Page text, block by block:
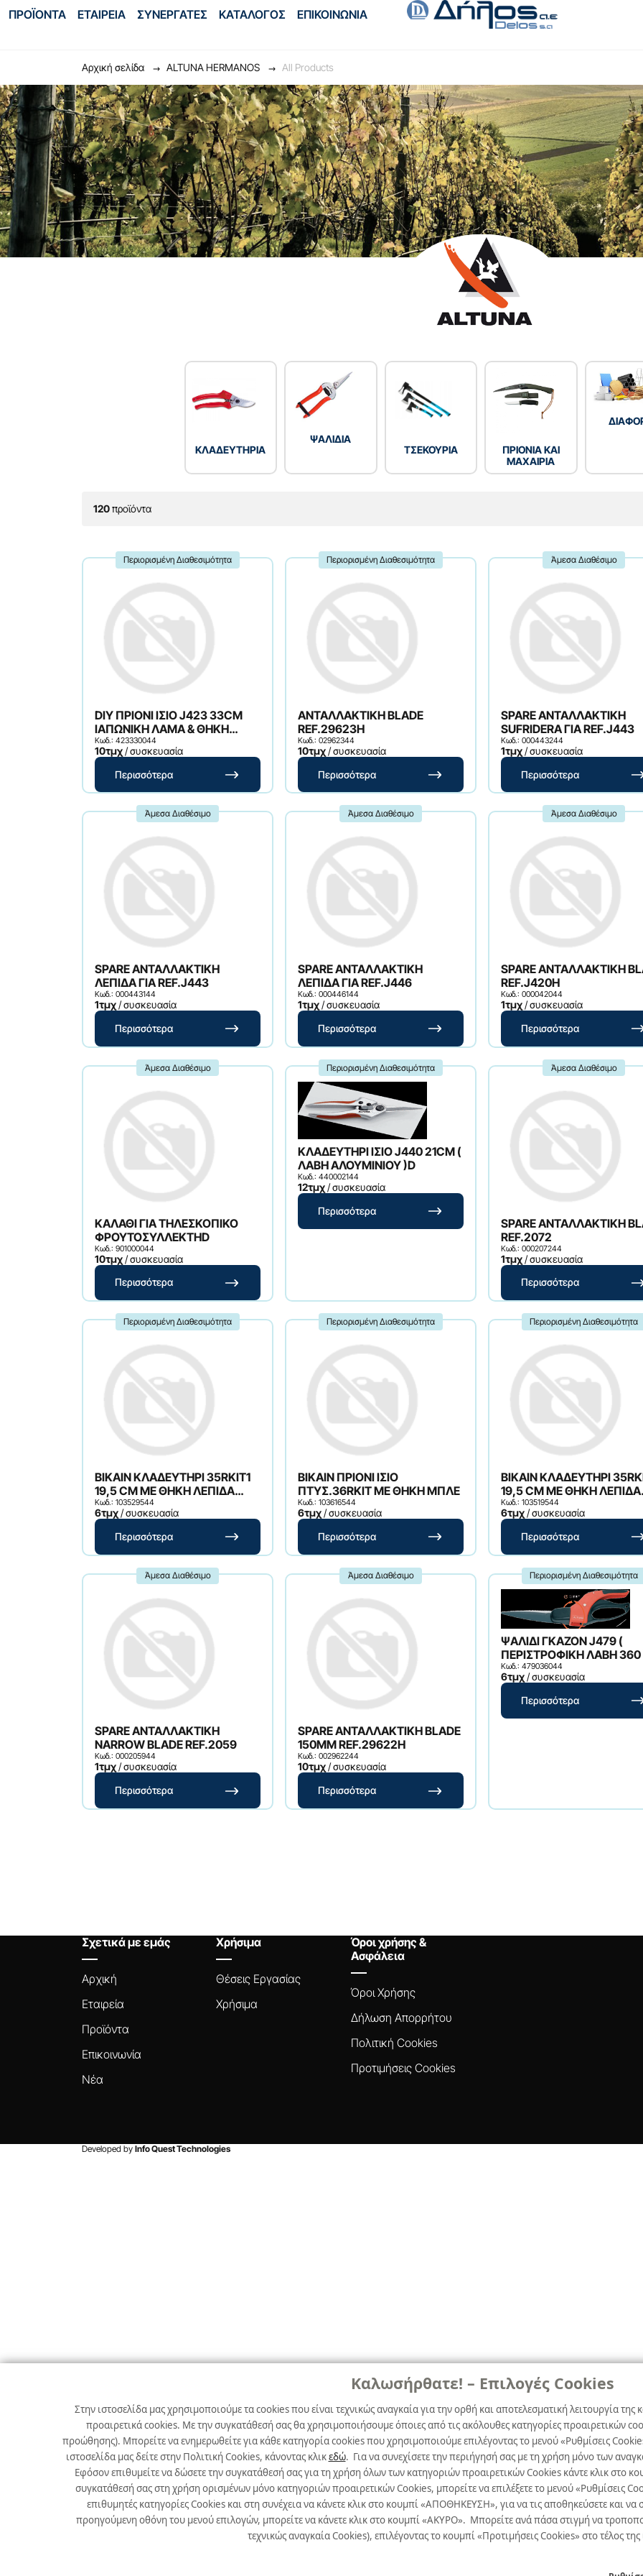
Καλωσήρθατε! – Επιλογές Cookies
Στην ιστοσελίδα μας χρησιμοποιούμε τα cookies που είναι τεχνικώς αναγκαία για την ορθή και αποτελεσματική λειτουργία
προαιρετικά cookies. Με την συγκατάθεσή σας θα χρησιμοποιήσουμε όποιες από τις ακόλουθες κατηγορίες προαιρετικών
προώθησης). Μπορείτε να ενημερωθείτε για κάθε κατηγορία cookies που χρησιμοποιούμε επιλέγοντας το μενού «Ρυθμίσεις
ιστοσελίδα μας δείτε στην Πολιτική Cookies, κάνοντας κλικεδώ. Για να συνεχίσετε την περιήγησή σας με τη χρήση μόνο των
Εφόσον επιθυμείτε να δώσετε την συγκατάθεσή σας για τη χρήση όλων των κατηγοριών προαιρετικών Cookies κάντε κλικ στο
συγκατάθεσή σας στη χρήση ορισμένων μόνο κατηγοριών προαιρετικών Cookies, μπορείτε να επιλέξετε το μενού «Ρυθμίσεις
επιθυμητές κατηγορίες Cookies και στη συνέχεια να κάνετε κλικ στο κουμπί «ΑΠΟΘΗΚΕΥΣΗ», για να τις αποθηκεύσετε και να
προηγούμενη οθόνη του μενού επιλογών, μπορείτε να κάνετε κλικ στο κουμπί «ΑΚΥΡΟ». Μπορείτε ανά πάσα στιγμή να
τεχνικώς αναγκαία Cookies), επιλέγοντας το κουμπί «Προτιμήσεις Cookies» στο τέλος της
ΠΡΟΪΟΝΤΑ ΕΤΑΙΡΕΙΑ ΣΥΝΕΡΓΑΤΕΣ ΚΑΤΑΛΟΓΟΣ ΕΠΙΚΟΙΝΩΝΙΑ
Αρχική σελίδα ALTUNA HERMANOS All Products
ΚΛΑΔΕΥΤΗΡΙΑ
ΨΑΛΙΔΙΑ
ΤΣΕΚΟΥΡΙΑ
ΠΡΙΟΝΙΑ ΚΑΙ
ΜΑΧΑΙΡΙΑ
120προϊόντα
Περιορισμένη Διαθεσιμότητα
DIY ΠΡΙΟΝΙ ΙΣΙΟ J423 33CM
ΙΑΠΩΝΙΚΗ ΛΑΜΑ & ΘΗΚΗ
(ΠΛΑΣΤΙΚΗ ΛΑΒΗ)
Κωδ.: 423330044
10τμχ/ συσκευασία
Περισσότερα
Περιορισμένη Διαθεσιμότητα
ΑΝΤΑΛΛΑΚΤΙΚΗ BLADE
REF.29623H
Κωδ.: 02962344
10τμχ/ συσκευασία
Περισσότερα
Άμεσα Διαθέσιμο
SPARE ΑΝΤΑΛΛΑΚΤΙΚΗ
SUFRIDERA ΓΙΑ REF.J443
Κωδ.: 000443244
1τμχ/ συσκευασία
Περισσότερα
Άμεσα Διαθέσιμο
SPARE ΑΝΤΑΛΛΑΚΤΙΚΗ
ΛΕΠΙΔΑ ΓΙΑ REF.J443
Κωδ.: 000443144
1τμχ/ συσκευασία
Περισσότερα
Άμεσα Διαθέσιμο
SPARE ΑΝΤΑΛΛΑΚΤΙΚΗ
ΛΕΠΙΔΑ ΓΙΑ REF.J446
Κωδ.: 000446144
1τμχ/ συσκευασία
Περισσότερα
Άμεσα Διαθέσιμο
SPARE ΑΝΤΑΛΛΑΚΤΙΚΗ
REF.J420H
Κωδ.: 000042044
1τμχ/ συσκευασία
Περισσότερα
Άμεσα Διαθέσιμο
ΚΑΛΑΘΙ ΓΙΑ ΤΗΛΕΣΚΟΠΙΚΟ
ΦΡΟΥΤΟΣΥΛΛΕΚΤΗD
Κωδ.: 901000044
10τμχ/ συσκευασία
Περισσότερα
Περιορισμένη Διαθεσιμότητα
ΚΛΑΔΕΥΤΗΡΙ ΙΣΙΟ J440 21CM (
ΛΑΒΗ ΑΛΟΥΜΙΝΙΟΥ )D
Κωδ.: 440002144
12τμχ/ συσκευασία
Περισσότερα
Άμεσα Διαθέσιμο
SPARE ΑΝΤΑΛΛΑΚΤΙΚΗ BLADE
REF.2072
Κωδ.: 000207244
1τμχ/ συσκευασία
Περισσότερα
Περιορισμένη Διαθεσιμότητα
BIKAIN ΚΛΑΔΕΥΤΗΡΙ 35RKIT1
19,5 CM ΜΕ ΘΗΚΗ ΛΕΠΙΔΑ
ΑΝΟΞΕΙΔΩΤΗ CR13 ΜΠΛΕ
Κωδ.: 103529544
6τμχ/ συσκευασία
Περισσότερα
Περιορισμένη Διαθεσιμότητα
BIKAIN ΠΡΙΟΝΙ ΙΣΙΟ
ΠΤΥΣ.36RKIT ΜΕ ΘΗΚΗ ΜΠΛΕ
Κωδ.: 103616544
6τμχ/ συσκευασία
Περισσότερα
Περιορισμένη Διαθεσιμότητα
BIKAIN ΚΛΑΔΕΥΤΗΡΙ
19,5 CM ΜΕ ΘΗΚΗ ΛΕΠΙΔΑ
ΑΝΟΞΕΙΔΩΤΗ CR13 ΦΥΣΤΙΚΙ
Κωδ.: 103519544
6τμχ/ συσκευασία
Περισσότερα
Άμεσα Διαθέσιμο
SPARE ΑΝΤΑΛΛΑΚΤΙΚΗ
NARROW BLADE REF.2059
Κωδ.: 000205944
1τμχ/ συσκευασία
Περισσότερα
Άμεσα Διαθέσιμο
SPARE ΑΝΤΑΛΛΑΚΤΙΚΗ BLADE
150MM REF.29622H
Κωδ.: 002962244
10τμχ/ συσκευασία
Περισσότερα
Περιορισμένη Διαθεσιμότητα
ΨΑΛΙΔΙ ΓΚΑΖΟΝ J479 (
ΠΕΡΙΣΤΡΟΦΙΚΗ ΛΑΒΗ 360
Κωδ.: 479036044
6τμχ/ συσκευασία
Περισσότερα
Σχετικά με εμάς
Αρχική
Εταιρεία
Προϊόντα
Επικοινωνία
Νέα
Χρήσιμα
Θέσεις Εργασίας
Χρήσιμα
Όροι χρήσης &
Ασφάλεια
Όροι Xρήσης
Δήλωση Aπορρήτου
Πολιτική Cookies
Προτιμήσεις Cookies
Developed by Info Quest Technologies